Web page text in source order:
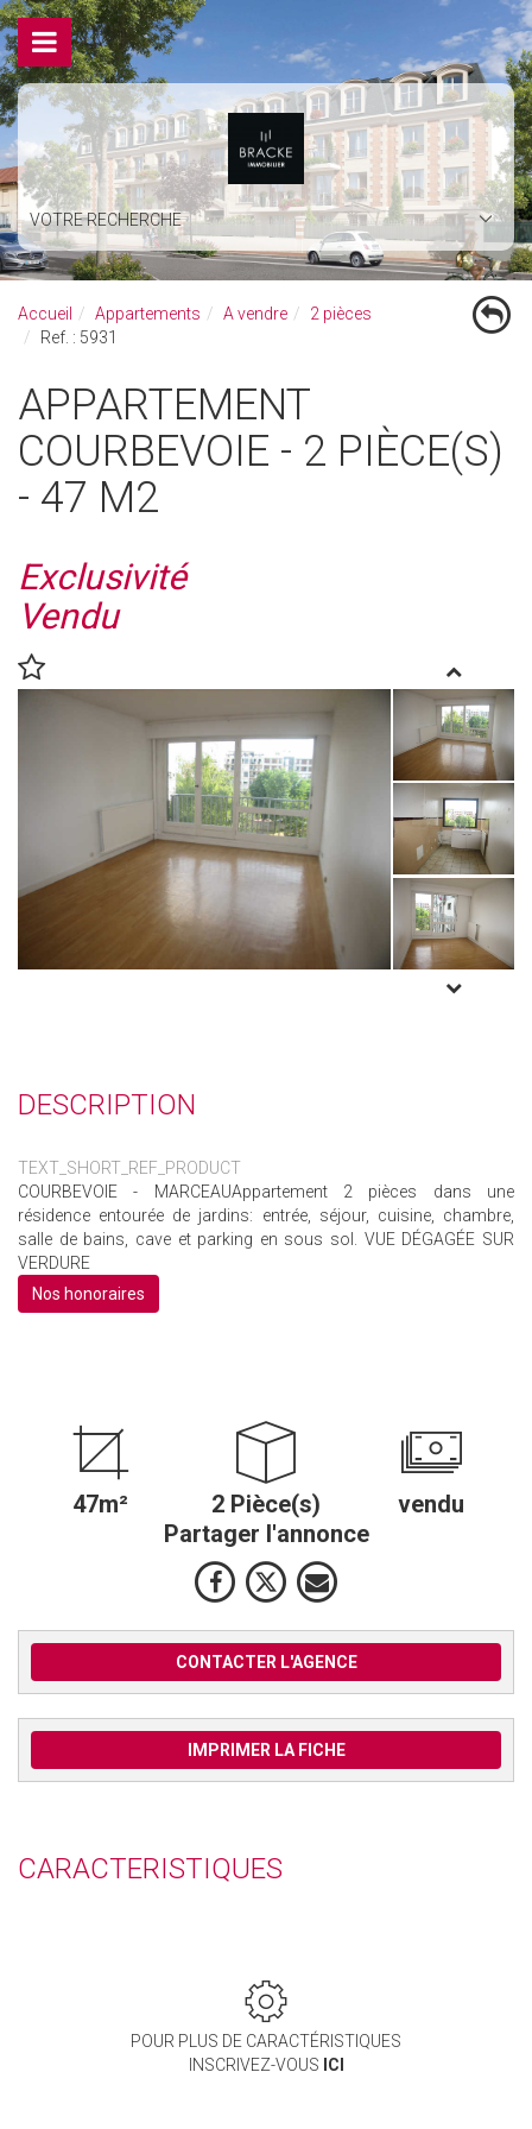
VOTRE RECHERCHE
Accueil Appartements A vendre
2 pièces
Ref. : 5931
APPARTEMENT
COURBEVOIE - 2 PIÈCE(S)
- 47 M2
Exclusivité
Vendu
DESCRIPTION
TEXT_SHORT_REF_PRODUCT
COURBEVOIE - MARCEAUAppartement 2 pièces dans une
résidence entourée de jardins: entrée, séjour, cuisine, chambre,
salle de bains, cave et parking en sous sol. VUE DÉGAGÉE SUR
VERDURE
Nos honoraires
47m² 2 Pièce(s)
vendu
Partager l'annonce
CONTACTER L'AGENCE
IMPRIMER LA FICHE
CARACTERISTIQUES
POUR PLUS DE CARACTÉRISTIQUES
INSCRIVEZ-VOUS ICI